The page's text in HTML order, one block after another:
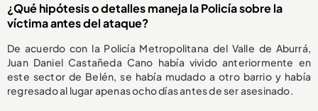
¿Qué hipótesis o detalles maneja la Policía sobre la
víctima antes del ataque?
De acuerdo con la Policía Metropolitana del Valle de Aburrá,
Juan Daniel Castañeda Cano había vivido anteriormente en
este sector de Belén, se había mudado a otro barrio y había
regresado al lugar apenas ocho días antes de ser asesinado.